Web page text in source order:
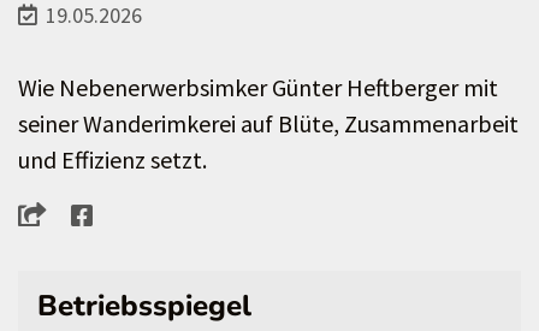
19.05.2026
Wie Nebenerwerbsimker Günter Heftberger mit
seiner Wanderimkerei auf Blüte, Zusammenarbeit
und Effizienz setzt.
Betriebsspiegel